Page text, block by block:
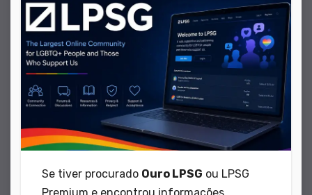
Se tiver procurado Ouro LPSG ou LPSG